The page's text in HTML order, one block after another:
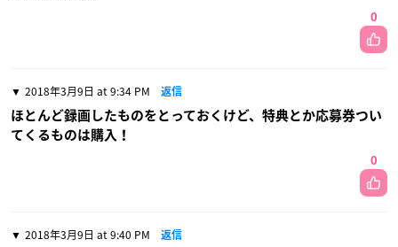
0
2018年3月9日 at 9:34 PM 返信
ほとんど録画したものをとっておくけど、特典とか応募券つい
てくるものは購入！
0
2018年3月9日 at 9:40 PM 返信